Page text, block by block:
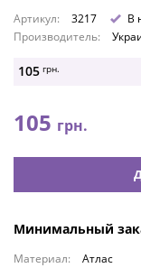
Артикул: 3217
В
Производитель:
105 грн.
105 грн.
Минимальный
Материал:
Атлас